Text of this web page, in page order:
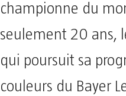
championne du
seulement 20 ans,
qui poursuit sa
couleurs du Bayer